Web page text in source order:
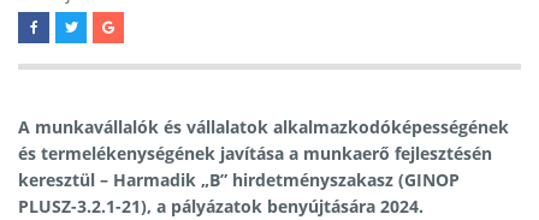
A munkavállalók és vállalatok alkalmazkodóképességének
és termelékenységének javítása a munkaerő fejlesztésén
keresztül – Harmadik „B” hirdetményszakasz (GINOP
PLUSZ-3.2.1-21), a pályázatok benyújtására 2024.